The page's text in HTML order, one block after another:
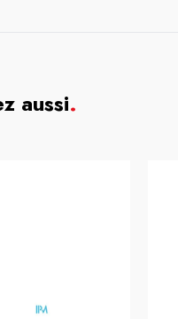
aussi.